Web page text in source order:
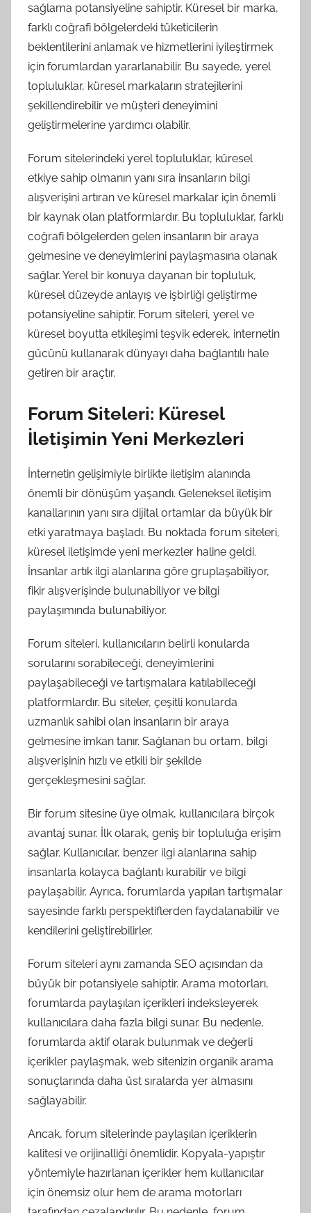
sağlama potansiyeline sahiptir. Küresel bir marka,
farklı coğrafi bölgelerdeki tüketicilerin
beklentilerini anlamak ve hizmetlerini iyileştirmek
için forumlardan yararlanabilir. Bu sayede, yerel
topluluklar, küresel markaların stratejilerini
şekillendirebilir ve müşteri deneyimini
geliştirmelerine yardımcı olabilir.
Forum sitelerindeki yerel topluluklar, küresel
etkiye sahip olmanın yanı sıra insanların bilgi
alışverişini artıran ve küresel markalar için önemli
bir kaynak olan platformlardır. Bu topluluklar, farklı
coğrafi bölgelerden gelen insanların bir araya
gelmesine ve deneyimlerini paylaşmasına olanak
sağlar. Yerel bir konuya dayanan bir topluluk,
küresel düzeyde anlayış ve işbirliği geliştirme
potansiyeline sahiptir. Forum siteleri, yerel ve
küresel boyutta etkileşimi teşvik ederek, internetin
gücünü kullanarak dünyayı daha bağlantılı hale
getiren bir araçtır.
Forum Siteleri: Küresel
İletişimin Yeni Merkezleri
İnternetin gelişimiyle birlikte iletişim alanında
önemli bir dönüşüm yaşandı. Geleneksel iletişim
kanallarının yanı sıra dijital ortamlar da büyük bir
etki yaratmaya başladı. Bu noktada forum siteleri,
küresel iletişimde yeni merkezler haline geldi.
İnsanlar artık ilgi alanlarına göre gruplaşabiliyor,
fikir alışverişinde bulunabiliyor ve bilgi
paylaşımında bulunabiliyor.
Forum siteleri, kullanıcıların belirli konularda
sorularını sorabileceği, deneyimlerini
paylaşabileceği ve tartışmalara katılabileceği
platformlardır. Bu siteler, çeşitli konularda
uzmanlık sahibi olan insanların bir araya
gelmesine imkan tanır. Sağlanan bu ortam, bilgi
alışverişinin hızlı ve etkili bir şekilde
gerçekleşmesini sağlar.
Bir forum sitesine üye olmak, kullanıcılara birçok
avantaj sunar. İlk olarak, geniş bir topluluğa erişim
sağlar. Kullanıcılar, benzer ilgi alanlarına sahip
insanlarla kolayca bağlantı kurabilir ve bilgi
paylaşabilir. Ayrıca, forumlarda yapılan tartışmalar
sayesinde farklı perspektiflerden faydalanabilir ve
kendilerini geliştirebilirler.
Forum siteleri aynı zamanda SEO açısından da
büyük bir potansiyele sahiptir. Arama motorları,
forumlarda paylaşılan içerikleri indeksleyerek
kullanıcılara daha fazla bilgi sunar. Bu nedenle,
forumlarda aktif olarak bulunmak ve değerli
içerikler paylaşmak, web sitenizin organik arama
sonuçlarında daha üst sıralarda yer almasını
sağlayabilir.
Ancak, forum sitelerinde paylaşılan içeriklerin
kalitesi ve orijinalliği önemlidir. Kopyala-yapıştır
yöntemiyle hazırlanan içerikler hem kullanıcılar
için önemsiz olur hem de arama motorları